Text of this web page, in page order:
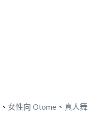
、 女性向 Otome 、 真人舞